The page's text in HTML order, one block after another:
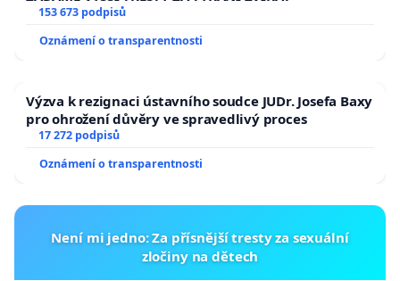
153 673 podpisů
Oznámení o transparentnosti
Výzva k rezignaci ústavního soudce JUDr. Josefa Baxy
pro ohrožení důvěry ve spravedlivý proces
17 272 podpisů
Oznámení o transparentnosti
Není mi jedno: Za přísnější tresty za sexuální
zločiny na dětech